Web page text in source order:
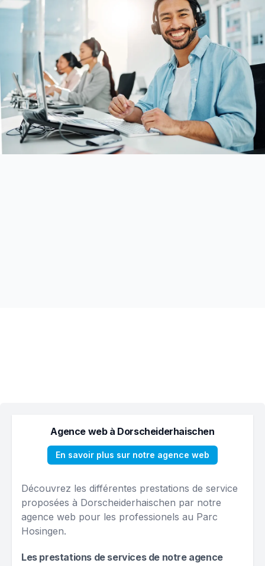
Agence web à Dorscheiderhaischen
En savoir plus sur notre agence web
Découvrez les différentes prestations de service
proposées à Dorscheiderhaischen par notre
agence web pour les professionels au Parc
Hosingen.
Les prestations de services de notre agence